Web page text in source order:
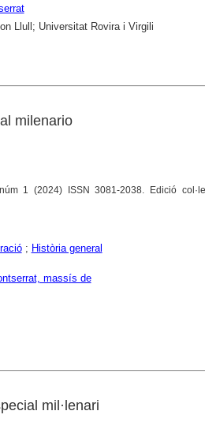
Llull; Universitat Rovira i Virgili
milenario
1 (2024) ISSN 3081-2038. Edició
; Història general
massís de
mil·lenari